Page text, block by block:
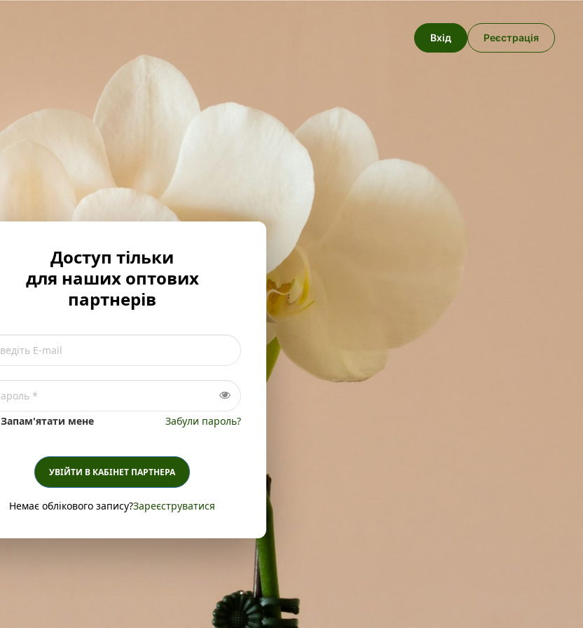
Вхід Реєстрація
Доступ тільки
для наших оптових
партнерів
Запам'ятати мене Забули пароль?
УВІЙТИ В КАБІНЕТ ПАРТНЕРА
Немає облікового запису?Зареєструватися